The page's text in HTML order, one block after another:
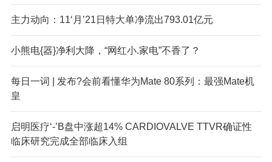
主力动向：11‘月’21日特大单净流出793.01亿元
小熊电{器}净利大降，“网红小.家电”不香了？
每日一词 | 发布?会前看懂华为Mate 80系列：最强Mate机
皇
启明医疗‘-’B盘中涨超14% CARDIOVALVE TTVR确证性
临床研究完成全部临床入组